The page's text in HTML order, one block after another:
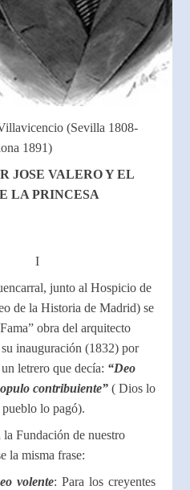
(Sevilla 1808-
1891)
JOSE VALERO Y EL
LA PRINCESA
I
junto al Hospicio de
de la Historia de Madrid) se
obra del arquitecto
inauguración (1832) por
letrero que decía: “Deo
contribuiente”( Dios lo
lo pagó).
Fundación de nuestro
la misma frase:
volente: Para los creyentes